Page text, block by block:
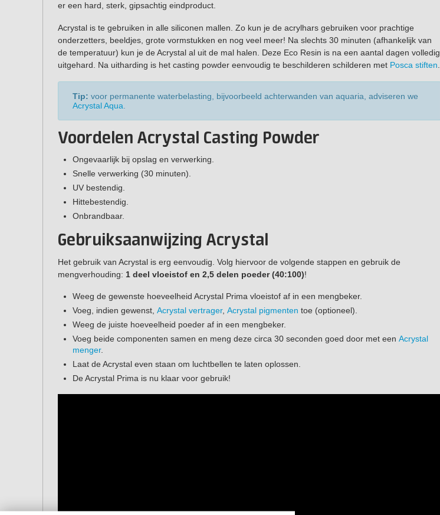
er een hard, sterk, gipsachtig eindproduct.
Acrystal is te gebruiken in alle siliconen mallen. Zo kun je de acrylhars gebruiken voor prachtige
onderzetters, beeldjes, grote vormstukken en nog veel meer! Na slechts 30 minuten (afhankelijk van
de temperatuur) kun je de Acrystal al uit de mal halen. Deze Eco Resin is na een aantal dagen volledig
uitgehard. Na uitharding is het casting powder eenvoudig te beschilderen schilderen met Posca stiften
Tip: voor permanente waterbelasting, bijvoorbeeld achterwanden van aquaria, adviseren we
Acrystal Aqua
Voordelen Acrystal Casting Powder
Ongevaarlijk bij opslag en verwerking.
Snelle verwerking (30 minuten).
UV bestendig.
Hittebestendig.
Onbrandbaar.
Gebruiksaanwijzing Acrystal
Het gebruik van Acrystal is erg eenvoudig. Volg hiervoor de volgende stappen en gebruik de
mengverhouding: 1 deel vloeistof en 2,5 delen poeder (40:100)!
Weeg de gewenste hoeveelheid Acrystal Prima vloeistof af in een mengbeker.
Voeg, indien gewenst, Acrystal vertrager, Acrystal pigmenten toe (optioneel).
Weeg de juiste hoeveelheid poeder af in een mengbeker.
Voeg beide componenten samen en meng deze circa 30 seconden goed door met een Acrystal
menger.
Laat de Acrystal even staan om luchtbellen te laten oplossen.
De Acrystal Prima is nu klaar voor gebruik!